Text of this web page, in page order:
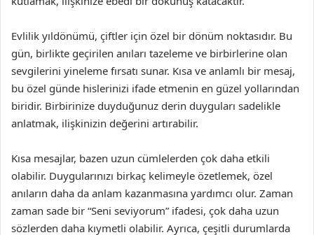
Evlilik yıldönümü, çiftler için özel bir dönüm noktasıdır. Bu
gün, birlikte geçirilen anıları tazeleme ve birbirlerine olan
sevgilerini yineleme fırsatı sunar. Kısa ve anlamlı bir mesaj,
bu özel günde hislerinizi ifade etmenin en güzel yollarından
biridir. Birbirinize duyduğunuz derin duyguları sadelikle
anlatmak, ilişkinizin değerini artırabilir.
Kısa mesajlar, bazen uzun cümlelerden çok daha etkili
olabilir. Duygularınızı birkaç kelimeyle özetlemek, özel
anıların daha da anlam kazanmasına yardımcı olur. Zaman
zaman sade bir “Seni seviyorum” ifadesi, çok daha uzun
sözlerden daha kıymetli olabilir. Ayrıca, çeşitli durumlarda